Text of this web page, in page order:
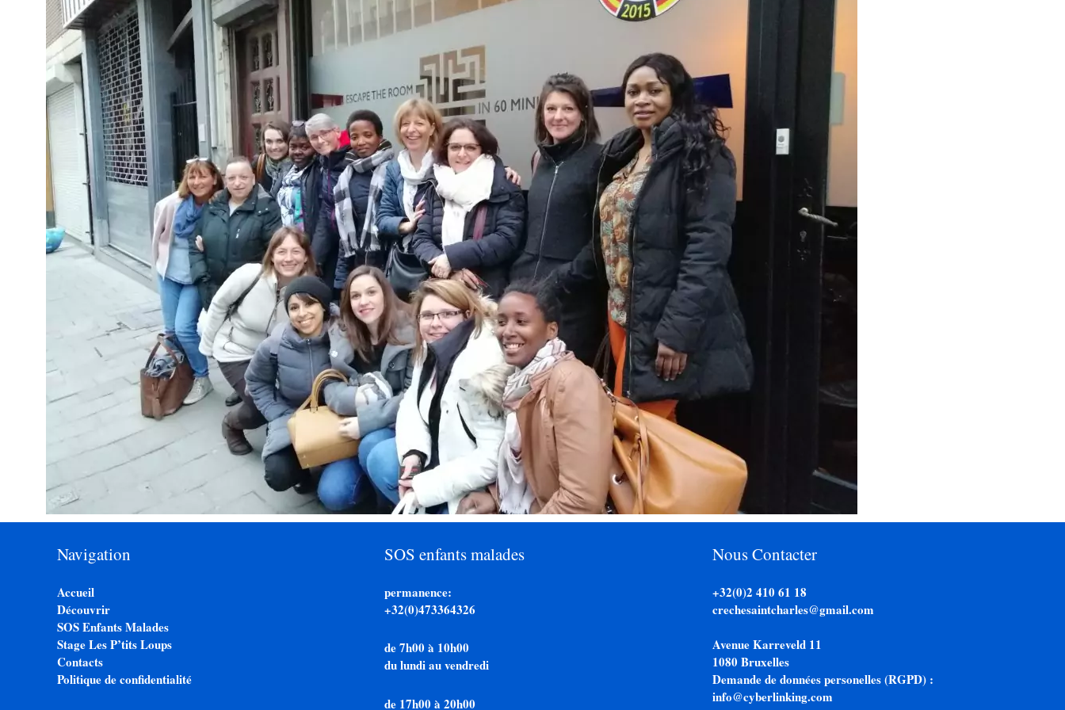
Navigation
Accueil
Découvrir
SOS Enfants Malades
Stage Les P’tits Loups
Contacts
Politique de confidentialité
SOS enfants malades
permanence:
+32(0)473364326
de 7h00 à 10h00
du lundi au vendredi
de 17h00 à 20h00
Nous Contacter
+32(0)2 410 61 18
crechesaintcharles@gmail.com
Avenue Karreveld 11
1080 Bruxelles
Demande de données personelles (RGPD) :
info@cyberlinking.com